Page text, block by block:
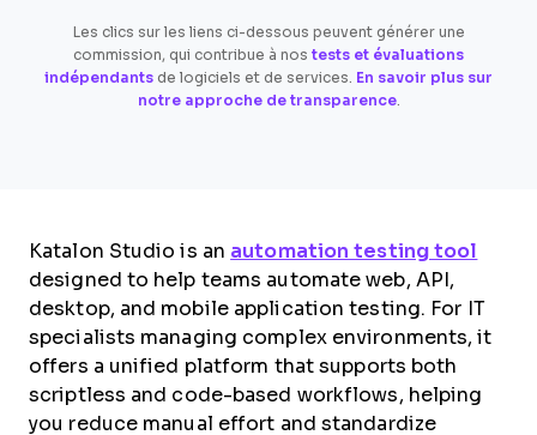
Les clics sur les liens ci-dessous peuvent générer une
commission, qui contribue à nos tests et évaluations
indépendants de logiciels et de services. En savoir plus sur
notre approche de transparence.
Katalon Studio is an automation testing tool
designed to help teams automate web, API,
desktop, and mobile application testing. For IT
specialists managing complex environments, it
offers a unified platform that supports both
scriptless and code-based workflows, helping
you reduce manual effort and standardize